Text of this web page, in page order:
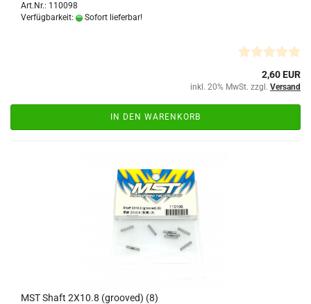
Art.Nr.: 110098
Verfügbarkeit:
Sofort lieferbar!
2,60 EUR
inkl. 20% MwSt. zzgl. Versand
IN DEN WARENKORB
MST Shaft 2X10.8 (grooved) (8)